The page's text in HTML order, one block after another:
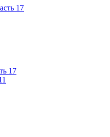
17
17